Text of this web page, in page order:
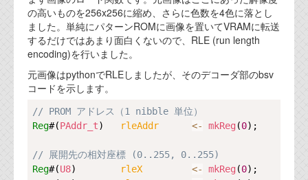
の高いものを256x256に縮め、さらに色数を4色に落とし
ました。単純にパターンROMに画像を置いてVRAMに転送
するだけではあまり面白くないので、RLE (run length
encoding)を行いました。
元画像はpythonでRLEしましたが、そのデコーダ部のbsv
コードを示します。
// PROM アドレス（1 nibble 単位）
Reg#(PAddr_t) rleAddr <- mkReg (0);
// 展開先の相対座標 (0..255, 0..255)
Reg#(U8) rleX <- mkReg (0